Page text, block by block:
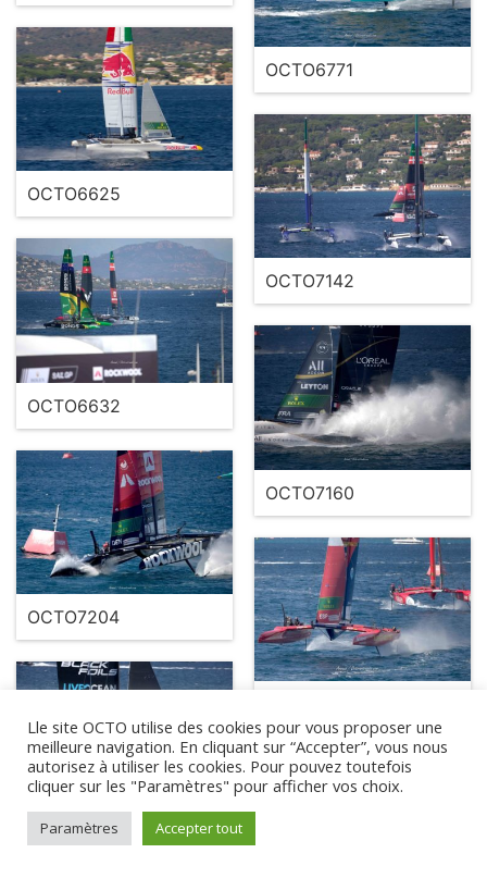
OCTO6771
OCTO6625
OCTO7142
OCTO6632
OCTO7160
OCTO7204
OCTO6336
Lle site OCTO utilise des cookies pour vous proposer une
meilleure navigation. En cliquant sur “Accepter”, vous nous
autorisez à utiliser les cookies. Pour pouvez toutefois
cliquer sur les "Paramètres" pour afficher vos choix.
Paramètres Accepter tout